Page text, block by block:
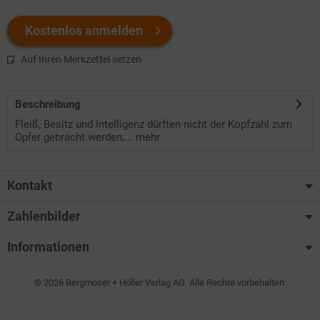
Kostenlos anmelden
Auf Ihren Merkzettel setzen
Beschreibung
Fleiß, Besitz und Intelligenz dürften nicht der Kopfzahl zum
Opfer gebracht werden,... mehr
Kontakt
Zahlenbilder
Informationen
© 2026 Bergmoser + Höller Verlag AG. Alle Rechte vorbehalten.